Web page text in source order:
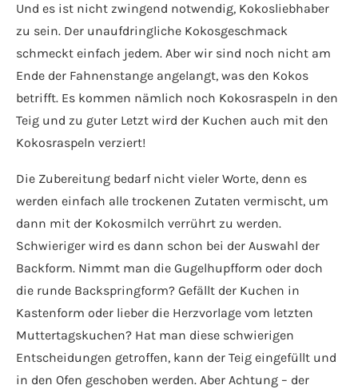
Und es ist nicht zwingend notwendig, Kokosliebhaber
zu sein. Der unaufdringliche Kokosgeschmack
schmeckt einfach jedem. Aber wir sind noch nicht am
Ende der Fahnenstange angelangt, was den Kokos
betrifft. Es kommen nämlich noch Kokosraspeln in den
Teig und zu guter Letzt wird der Kuchen auch mit den
Kokosraspeln verziert!
Die Zubereitung bedarf nicht vieler Worte, denn es
werden einfach alle trockenen Zutaten vermischt, um
dann mit der Kokosmilch verrührt zu werden.
Schwieriger wird es dann schon bei der Auswahl der
Backform. Nimmt man die Gugelhupfform oder doch
die runde Backspringform? Gefällt der Kuchen in
Kastenform oder lieber die Herzvorlage vom letzten
Muttertagskuchen? Hat man diese schwierigen
Entscheidungen getroffen, kann der Teig eingefüllt und
in den Ofen geschoben werden. Aber Achtung – der